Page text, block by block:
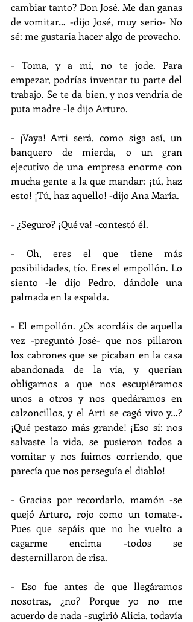
cambiar tanto? Don José. Me dan ganas
de vomitar… -dijo José, muy serio- No
sé: me gustaría hacer algo de provecho.
- Toma, y a mí, no te jode. Para
empezar, podrías inventar tu parte del
trabajo. Se te da bien, y nos vendría de
puta madre -le dijo Arturo.
- ¡Vaya! Arti será, como siga así, un
banquero de mierda, o un gran
ejecutivo de una empresa enorme con
mucha gente a la que mandar: ¡tú, haz
esto! ¡Tú, haz aquello! -dijo Ana María.
- ¿Seguro? ¡Qué va! -contestó él.
- Oh, eres el que tiene más
posibilidades, tío. Eres el empollón. Lo
siento -le dijo Pedro, dándole una
palmada en la espalda.
- El empollón. ¿Os acordáis de aquella
vez -preguntó José- que nos pillaron
los cabrones que se picaban en la casa
abandonada de la vía, y querían
obligarnos a que nos escupiéramos
unos a otros y nos quedáramos en
calzoncillos, y el Arti se cagó vivo y…?
¡Qué pestazo más grande! ¡Eso sí: nos
salvaste la vida, se pusieron todos a
vomitar y nos fuimos corriendo, que
parecía que nos perseguía el diablo!
- Gracias por recordarlo, mamón -se
quejó Arturo, rojo como un tomate-.
Pues que sepáis que no he vuelto a
cagarme encima -todos se
desternillaron de risa.
- Eso fue antes de que llegáramos
nosotras, ¿no? Porque yo no me
acuerdo de nada -sugirió Alicia, todavía